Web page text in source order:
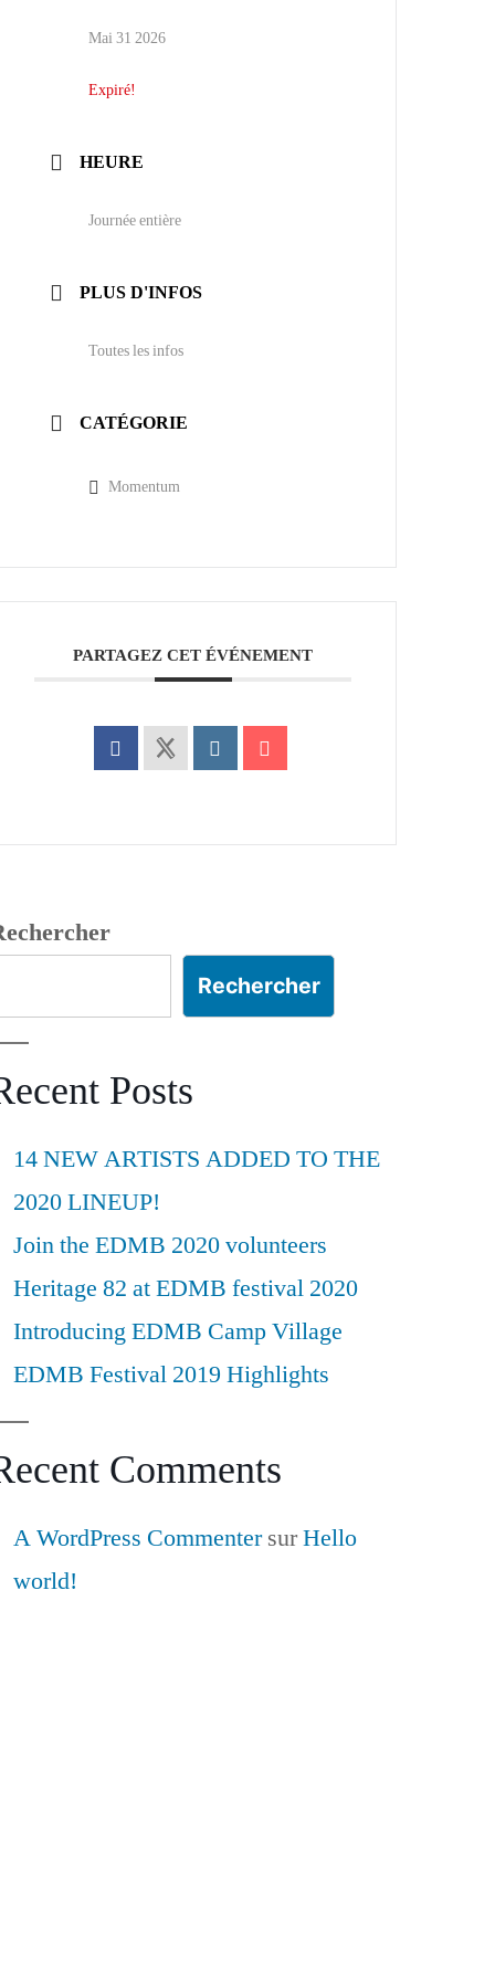
Mai 31 2026
Expiré!
HEURE
Journée entière
PLUS D'INFOS
Toutes les infos
CATÉGORIE
Momentum
PARTAGEZ CET ÉVÉNEMENT
Rechercher
Posts
14 NEW ARTISTS ADDED TO THE
2020 LINEUP!
Join the EDMB 2020 volunteers
Heritage 82 at EDMB festival 2020
Introducing EDMB Camp Village
EDMB Festival 2019 Highlights
Comments
A WordPress CommentersurHello
world!